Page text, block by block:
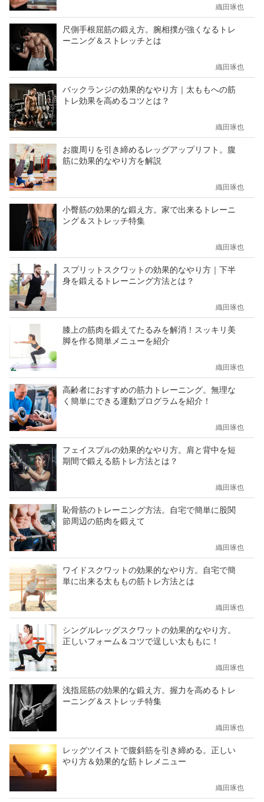
織田琢也
尺側手根屈筋の鍛え方。腕相撲が強くなるトレ
ーニング＆ストレッチとは
織田琢也
バックランジの効果的なやり方｜太ももへの筋
トレ効果を高めるコツとは？
織田琢也
お腹周りを引き締めるレッグアップリフト。腹
筋に効果的なやり方を解説
織田琢也
小臀筋の効果的な鍛え方。家で出来るトレーニ
ング＆ストレッチ特集
織田琢也
スプリットスクワットの効果的なやり方｜下半
身を鍛えるトレーニング方法とは？
織田琢也
膝上の筋肉を鍛えてたるみを解消！スッキリ美
脚を作る簡単メニューを紹介
織田琢也
高齢者におすすめの筋力トレーニング。無理な
く簡単にできる運動プログラムを紹介！
織田琢也
フェイスプルの効果的なやり方。肩と背中を短
期間で鍛える筋トレ方法とは？
織田琢也
恥骨筋のトレーニング方法。自宅で簡単に股関
節周辺の筋肉を鍛えて
織田琢也
ワイドスクワットの効果的なやり方。自宅で簡
単に出来る太ももの筋トレ方法とは
織田琢也
シングルレッグスクワットの効果的なやり方。
正しいフォーム＆コツで逞しい太ももに！
織田琢也
浅指屈筋の効果的な鍛え方。握力を高めるトレ
ーニング＆ストレッチ特集
織田琢也
レッグツイストで腹斜筋を引き締める。正しい
やり方＆効果的な筋トレメニュー
織田琢也